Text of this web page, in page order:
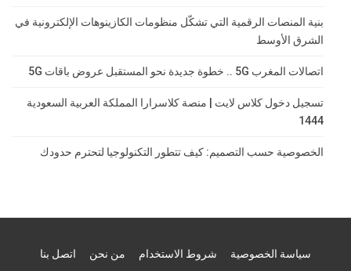
بنية المنصات الرقمية التي تشكّل منظومات الكازينوهات الإلكترونية في
الشرق الأوسط
اتصالات المغرب 5G .. خطوة جديدة نحو المستقبل عروض باقات 5G
تسجيل دخول كلاس لايت | منصة كلاسرارا المملكة العربية السعودية
1444
الخصوصية حسب التصميم: كيف تتطور التكنولوجيا لتحترم حدودك
سياسة الخصوصية شروط الاستخدام من نحن اتصل بنا